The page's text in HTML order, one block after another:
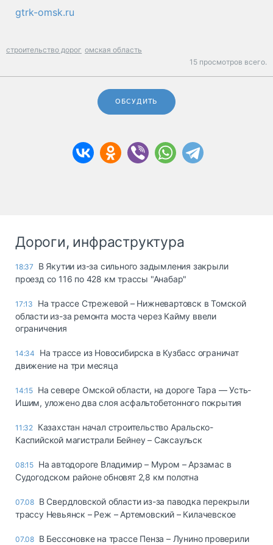
gtrk-omsk.ru
строительство дорог омская область
15 просмотров всего.
ОБСУДИТЬ
Дороги, инфраструктура
18:37
В Якутии из-за сильного задымления закрыли
проезд со 116 по 428 км трассы "Анабар"
17:13
На трассе Стрежевой – Нижневартовск в Томской
области из-за ремонта моста через Кайму ввели
ограничения
14:34
На трассе из Новосибирска в Кузбасс ограничат
движение на три месяца
14:15 На севере Омской области, на дороге Тара — Усть-
Ишим, уложено два слоя асфальтобетонного покрытия
11:32 Казахстан начал строительство Аральско-
Каспийской магистрали Бейнеу – Саксаульск
08:15 На автодороге Владимир – Муром – Арзамас в
Судогодском районе обновят 2,8 км полотна
07.08 В Свердловской области из-за паводка перекрыли
трассу Невьянск – Реж – Артемовский – Килачевское
07.08 В Бессоновке на трассе Пенза – Лунино проверили